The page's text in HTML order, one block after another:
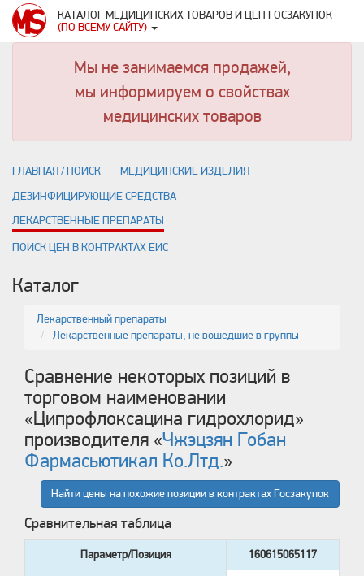
КАТАЛОГ МЕДИЦИНСКИХ ТОВАРОВ И ЦЕН ГОСЗАКУПОК
(ПО ВСЕМУ САЙТУ)
Мы не занимаемся продажей,
мы информируем о свойствах
медицинских товаров
ГЛАВНАЯ / ПОИСК
МЕДИЦИНСКИЕ ИЗДЕЛИЯ
ДЕЗИНФИЦИРУЮЩИЕ СРЕДСТВА
ЛЕКАРСТВЕННЫЕ ПРЕПАРАТЫ
ПОИСК ЦЕН В КОНТРАКТАХ ЕИС
Каталог
Лекарственный препараты
Лекарственные препараты, не вошедшие в группы
Сравнение некоторых позиций в
торговом наименовании
«Ципрофлоксацина гидрохлорид»
производителя «Чжэцзян Гобан
Фармасьютикал Ко.Лтд.»
Найти цены на похожие позиции в контрактах Госзакупок
Сравнительная таблица
Параметр/Позиция 160615065117